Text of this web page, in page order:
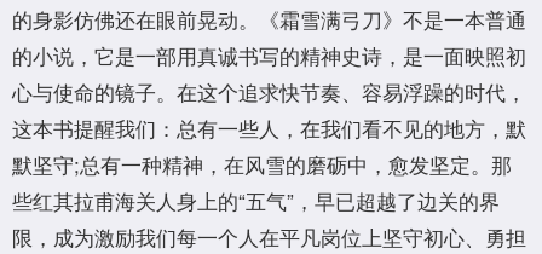
的身影仿佛还在眼前晃动。《霜雪满弓刀》不是一本普通
的小说，它是一部用真诚书写的精神史诗，是一面映照初
心与使命的镜子。在这个追求快节奏、容易浮躁的时代，
这本书提醒我们：总有一些人，在我们看不见的地方，默
默坚守;总有一种精神，在风雪的磨砺中，愈发坚定。那
些红其拉甫海关人身上的“五气”，早已超越了边关的界
限，成为激励我们每一个人在平凡岗位上坚守初心、勇担